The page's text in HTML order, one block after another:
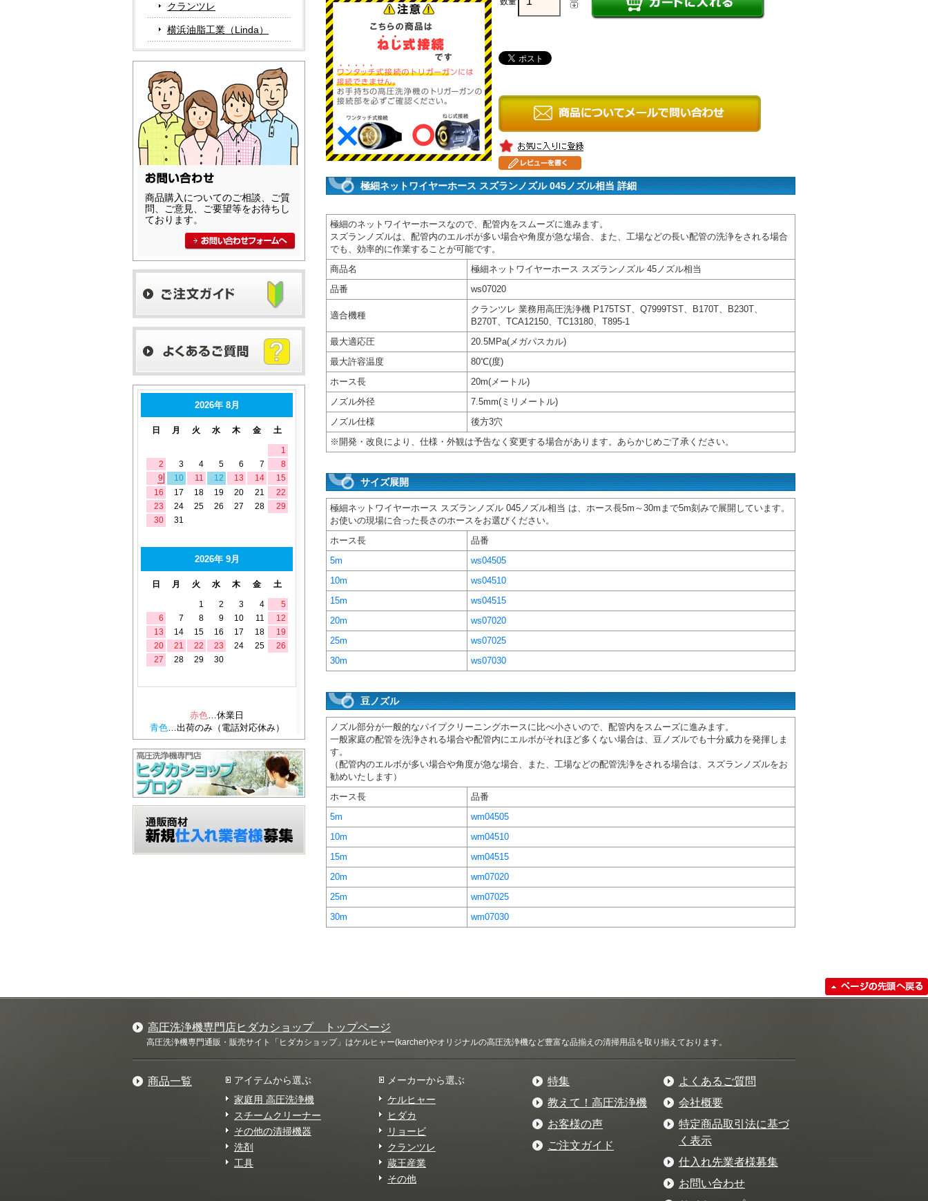
クランツレ
横浜油脂工業（Linda）
商品購入についてのご相談、ご質
問、ご意見、ご要望等をお待ちし
ております。
極細ネットワイヤーホース スズランノズル 045ノズル相当 詳細
極細のネットワイヤーホースなので、配管内をスムーズに進みます。
スズランノズルは、配管内のエルボが多い場合や角度が急な場合、また、工場などの長い配管の洗浄をされる場合
でも、効率的に作業することが可能です。
商品名
極細ネットワイヤーホース スズランノズル 45ノズル相当
品番
ws07020
適合機種
クランツレ 業務用高圧洗浄機 P175TST、Q7999TST、B170T、B230T、
B270T、TCA12150、TC13180、T895-1
最大適応圧
20.5MPa(メガパスカル)
最大許容温度
80℃(度)
ホース長
20m(メートル)
ノズル外径
7.5mm(ミリメートル)
ノズル仕様
後方3穴
※開発・改良により、仕様・外観は予告なく変更する場合があります。あらかじめご了承ください。
サイズ展開
極細ネットワイヤーホース スズランノズル 045ノズル相当 は、ホース長5m～30mまで5m刻みで展開しています。
お使いの現場に合った長さのホースをお選びください。
ホース長
品番
5m
ws04505
10m
ws04510
15m
ws04515
20m
ws07020
25m
ws07025
30m
ws07030
豆ノズル
ノズル部分が一般的なパイプクリーニングホースに比べ小さいので、配管内をスムーズに進みます。
一般家庭の配管を洗浄される場合や配管内にエルボがそれほど多くない場合は、豆ノズルでも十分威力を発揮しま
す。
（配管内のエルボが多い場合や角度が急な場合、また、工場などの配管洗浄をされる場合は、スズランノズルをお
勧めいたします）
ホース長
品番
5m
wm04505
10m
wm04510
15m
wm04515
20m
wm07020
25m
wm07025
30m
wm07030
高圧洗浄機専門店ヒダカショップ トップページ
高圧洗浄機専門通販・販売サイト「ヒダカショップ」はケルヒャー(karcher)やオリジナルの高圧洗浄機など豊富な品揃えの清掃用品を取り揃えております。
商品一覧
アイテムから選ぶ
家庭用 高圧洗浄機
スチームクリーナー
その他の清掃機器
洗剤
工具
メーカーから選ぶ
ケルヒャー
ヒダカ
リョービ
クランツレ
蔵王産業
その他
特集
教えて！高圧洗浄機
お客様の声
ご注文ガイド
よくあるご質問
会社概要
特定商品取引法に基づ
く表示
仕入れ先業者様募集
お問い合わせ